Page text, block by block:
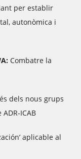
per establir
autonòmica i
Combatre la
dels nous grups
ICAB
aplicable al